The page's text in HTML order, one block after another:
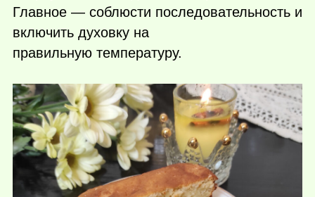
Главное — соблюсти последовательность и
включить духовку на
правильную температуру.